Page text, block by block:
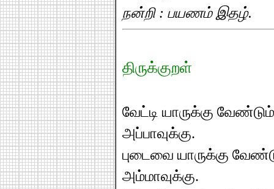
நன்றி : பயணம் இதழ்.
திருக்குறள்
வேட்டி யாருக்கு
அப்பாவுக்கு.
புடைவை யாருக்கு
அம்மாவுக்கு.